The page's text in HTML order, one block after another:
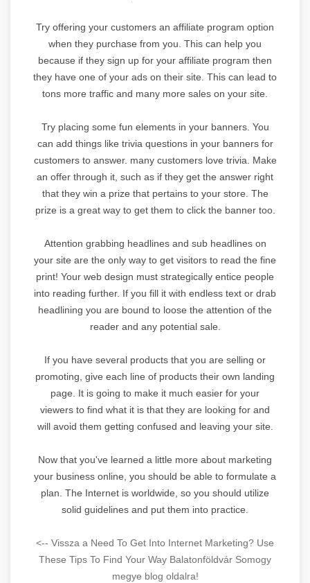
Try offering your customers an affiliate program option
when they purchase from you. This can help you
because if they sign up for your affiliate program then
they have one of your ads on their site. This can lead to
tons more traffic and many more sales on your site.
Try placing some fun elements in your banners. You
can add things like trivia questions in your banners for
customers to answer. many customers love trivia. Make
an offer through it, such as if they get the answer right
that they win a prize that pertains to your store. The
prize is a great way to get them to click the banner too.
Attention grabbing headlines and sub headlines on
your site are the only way to get visitors to read the fine
print! Your web design must strategically entice people
into reading further. If you fill it with endless text or drab
headlining you are bound to loose the attention of the
reader and any potential sale.
If you have several products that you are selling or
promoting, give each line of products their own landing
page. It is going to make it much easier for your
viewers to find what it is that they are looking for and
will avoid them getting confused and leaving your site.
Now that you've learned a little more about marketing
your business online, you should be able to formulate a
plan. The Internet is worldwide, so you should utilize
solid guidelines and put them into practice.
<-- Vissza a Need To Get Into Internet Marketing? Use
These Tips To Find Your Way Balatonföldvár Somogy
megye blog oldalra!